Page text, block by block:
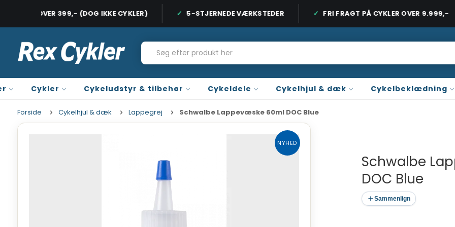
FRAGT OVER 399,- (DOG IKKE CYKLER) 5-STJERNEDE VÆRKSTEDER FRI FRAGT PÅ CYKLER OVER 9.999,-
Cykler Cykeludstyr & tilbehør Cykeldele Cykelhjul & dæk Cykelbeklædning
HURTIG LEVERING, 1-2 HVERDAGE FRI FRAGT PÅ ORDRE OVER 899 KR. / CYKLER OVER 9.999 KR. 3 BUTIKKER PÅ
Forside Cykelhjul & dæk Lappegrej Schwalbe Lappevæske 60ml DOC Blue
NYHED
Schwalbe
DOC Blue
Sammenlign